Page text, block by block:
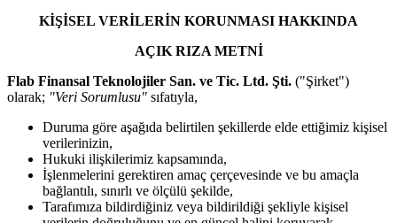
KİŞİSEL VERİLERİN KORUNMASI HAKKINDA
AÇIK RIZA METNİ
Flab Finansal Teknolojiler San. ve Tic. Ltd. Şti. ("Şirket")
olarak; "Veri Sorumlusu" sıfatıyla,
Duruma göre aşağıda belirtilen şekillerde elde ettiğimiz kişisel
verilerinizin,
Hukuki ilişkilerimiz kapsamında,
İşlenmelerini gerektiren amaç çerçevesinde ve bu amaçla
bağlantılı, sınırlı ve ölçülü şekilde,
Tarafımıza bildirdiğiniz veya bildirildiği şekliyle kişisel